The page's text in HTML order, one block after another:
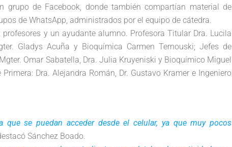
grupo de Facebook, donde también compartían material de
de WhatsApp, administrados por el equipo de cátedra.
y un ayudante alumno. Profesora Titular Dra. Lucila
Gladys Acuña y Bioquímica Carmen Ternouski; Jefes de
Omar Sabatella, Dra. Julia Kruyeniski y Bioquímico Miguel
Dra. Alejandra Román, Dr. Gustavo Kramer e Ingeniero
que se puedan acceder desde el celular, ya que muy pocos
Sánchez Boado.